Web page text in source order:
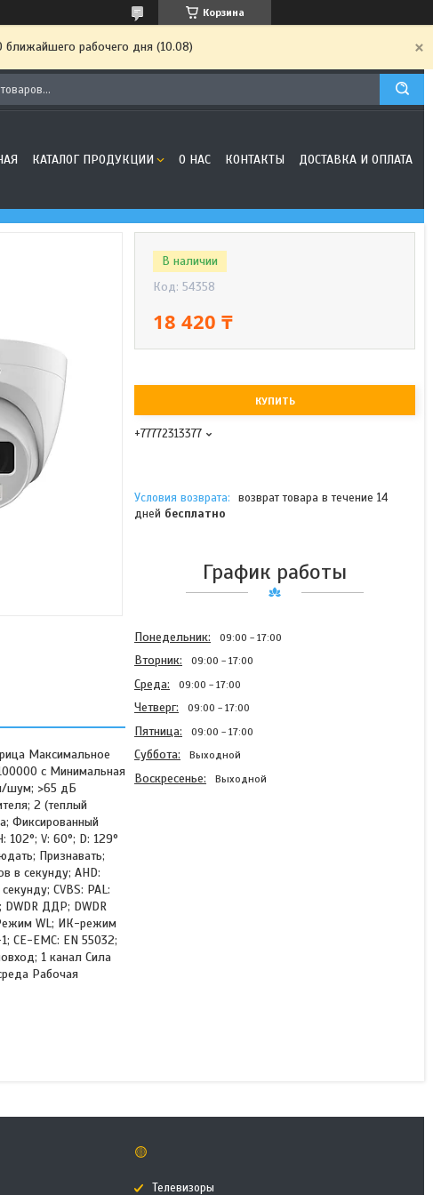
Корзина
ближайшего рабочего дня (10.08)
КАТАЛОГ ПРОДУКЦИИ О НАС КОНТАКТЫ ДОСТАВКА И ОПЛАТА
Максимальное
с Минимальная
шум; >65 дБ
2 (теплый
Фиксированный
V: 60°; D: 129°
Признавать;
в секунду; AHD:
CVBS: PAL:
ДДР; DWDR
WL; ИК-режим
CE-EMC: EN 55032;
1 канал Сила
Рабочая
В наличии
Код: 54358
18 420 ₸
КУПИТЬ
+77772313377
возврат товара в течение 14
дней бесплатно
График работы
Понедельник 09:00 17:00
Вторник 09:00 17:00
Среда 09:00 17:00
Четверг 09:00 17:00
Пятница 09:00 17:00
Суббота Выходной
Воскресенье Выходной
🟡
Телевизоры